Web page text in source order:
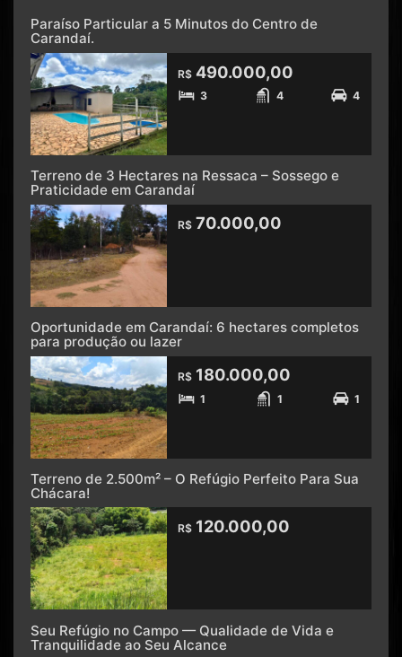
Paraíso Particular a 5 Minutos do Centro de
Carandaí.
R$ 490.000,00
3 4 4
Terreno de 3 Hectares na Ressaca – Sossego e
Praticidade em Carandaí
R$ 70.000,00
Oportunidade em Carandaí: 6 hectares completos
para produção ou lazer
R$ 180.000,00
1 1 1
Terreno de 2.500m² – O Refúgio Perfeito Para Sua
Chácara!
R$ 120.000,00
Seu Refúgio no Campo — Qualidade de Vida e
Tranquilidade ao Seu Alcance